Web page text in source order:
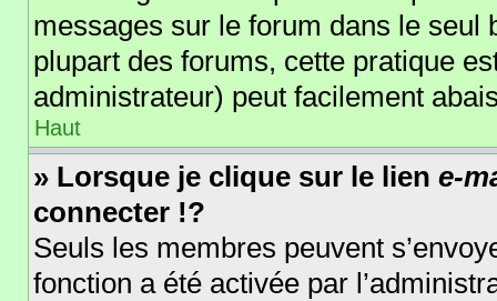
messages sur le forum dans le seul
plupart des forums, cette pratique
administrateur) peut facilement
Haut
» Lorsque je clique sur le lien e-
connecter !?
Seuls les membres peuvent
fonction a été activée par